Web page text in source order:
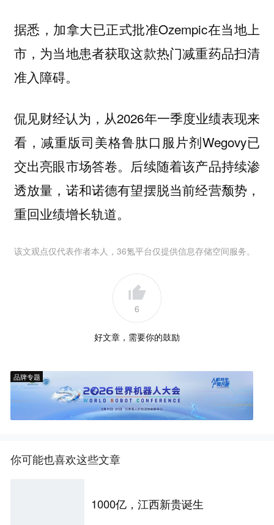
据悉，加拿大已正式批准Ozempic在当地上
市，为当地患者获取这款热门减重药品扫清
准入障碍。
侃见财经认为，从2026年一季度业绩表现来
看，减重版司美格鲁肽口服片剂Wegovy已
交出亮眼市场答卷。后续随着该产品持续渗
透放量，诺和诺德有望摆脱当前经营颓势，
重回业绩增长轨道。
该文观点仅代表作者本人，36氪平台仅提供信息存储空间服务。
6
好文章，需要你的鼓励
品牌专题
你可能也喜欢这些文章
1000亿，江西新贵诞生